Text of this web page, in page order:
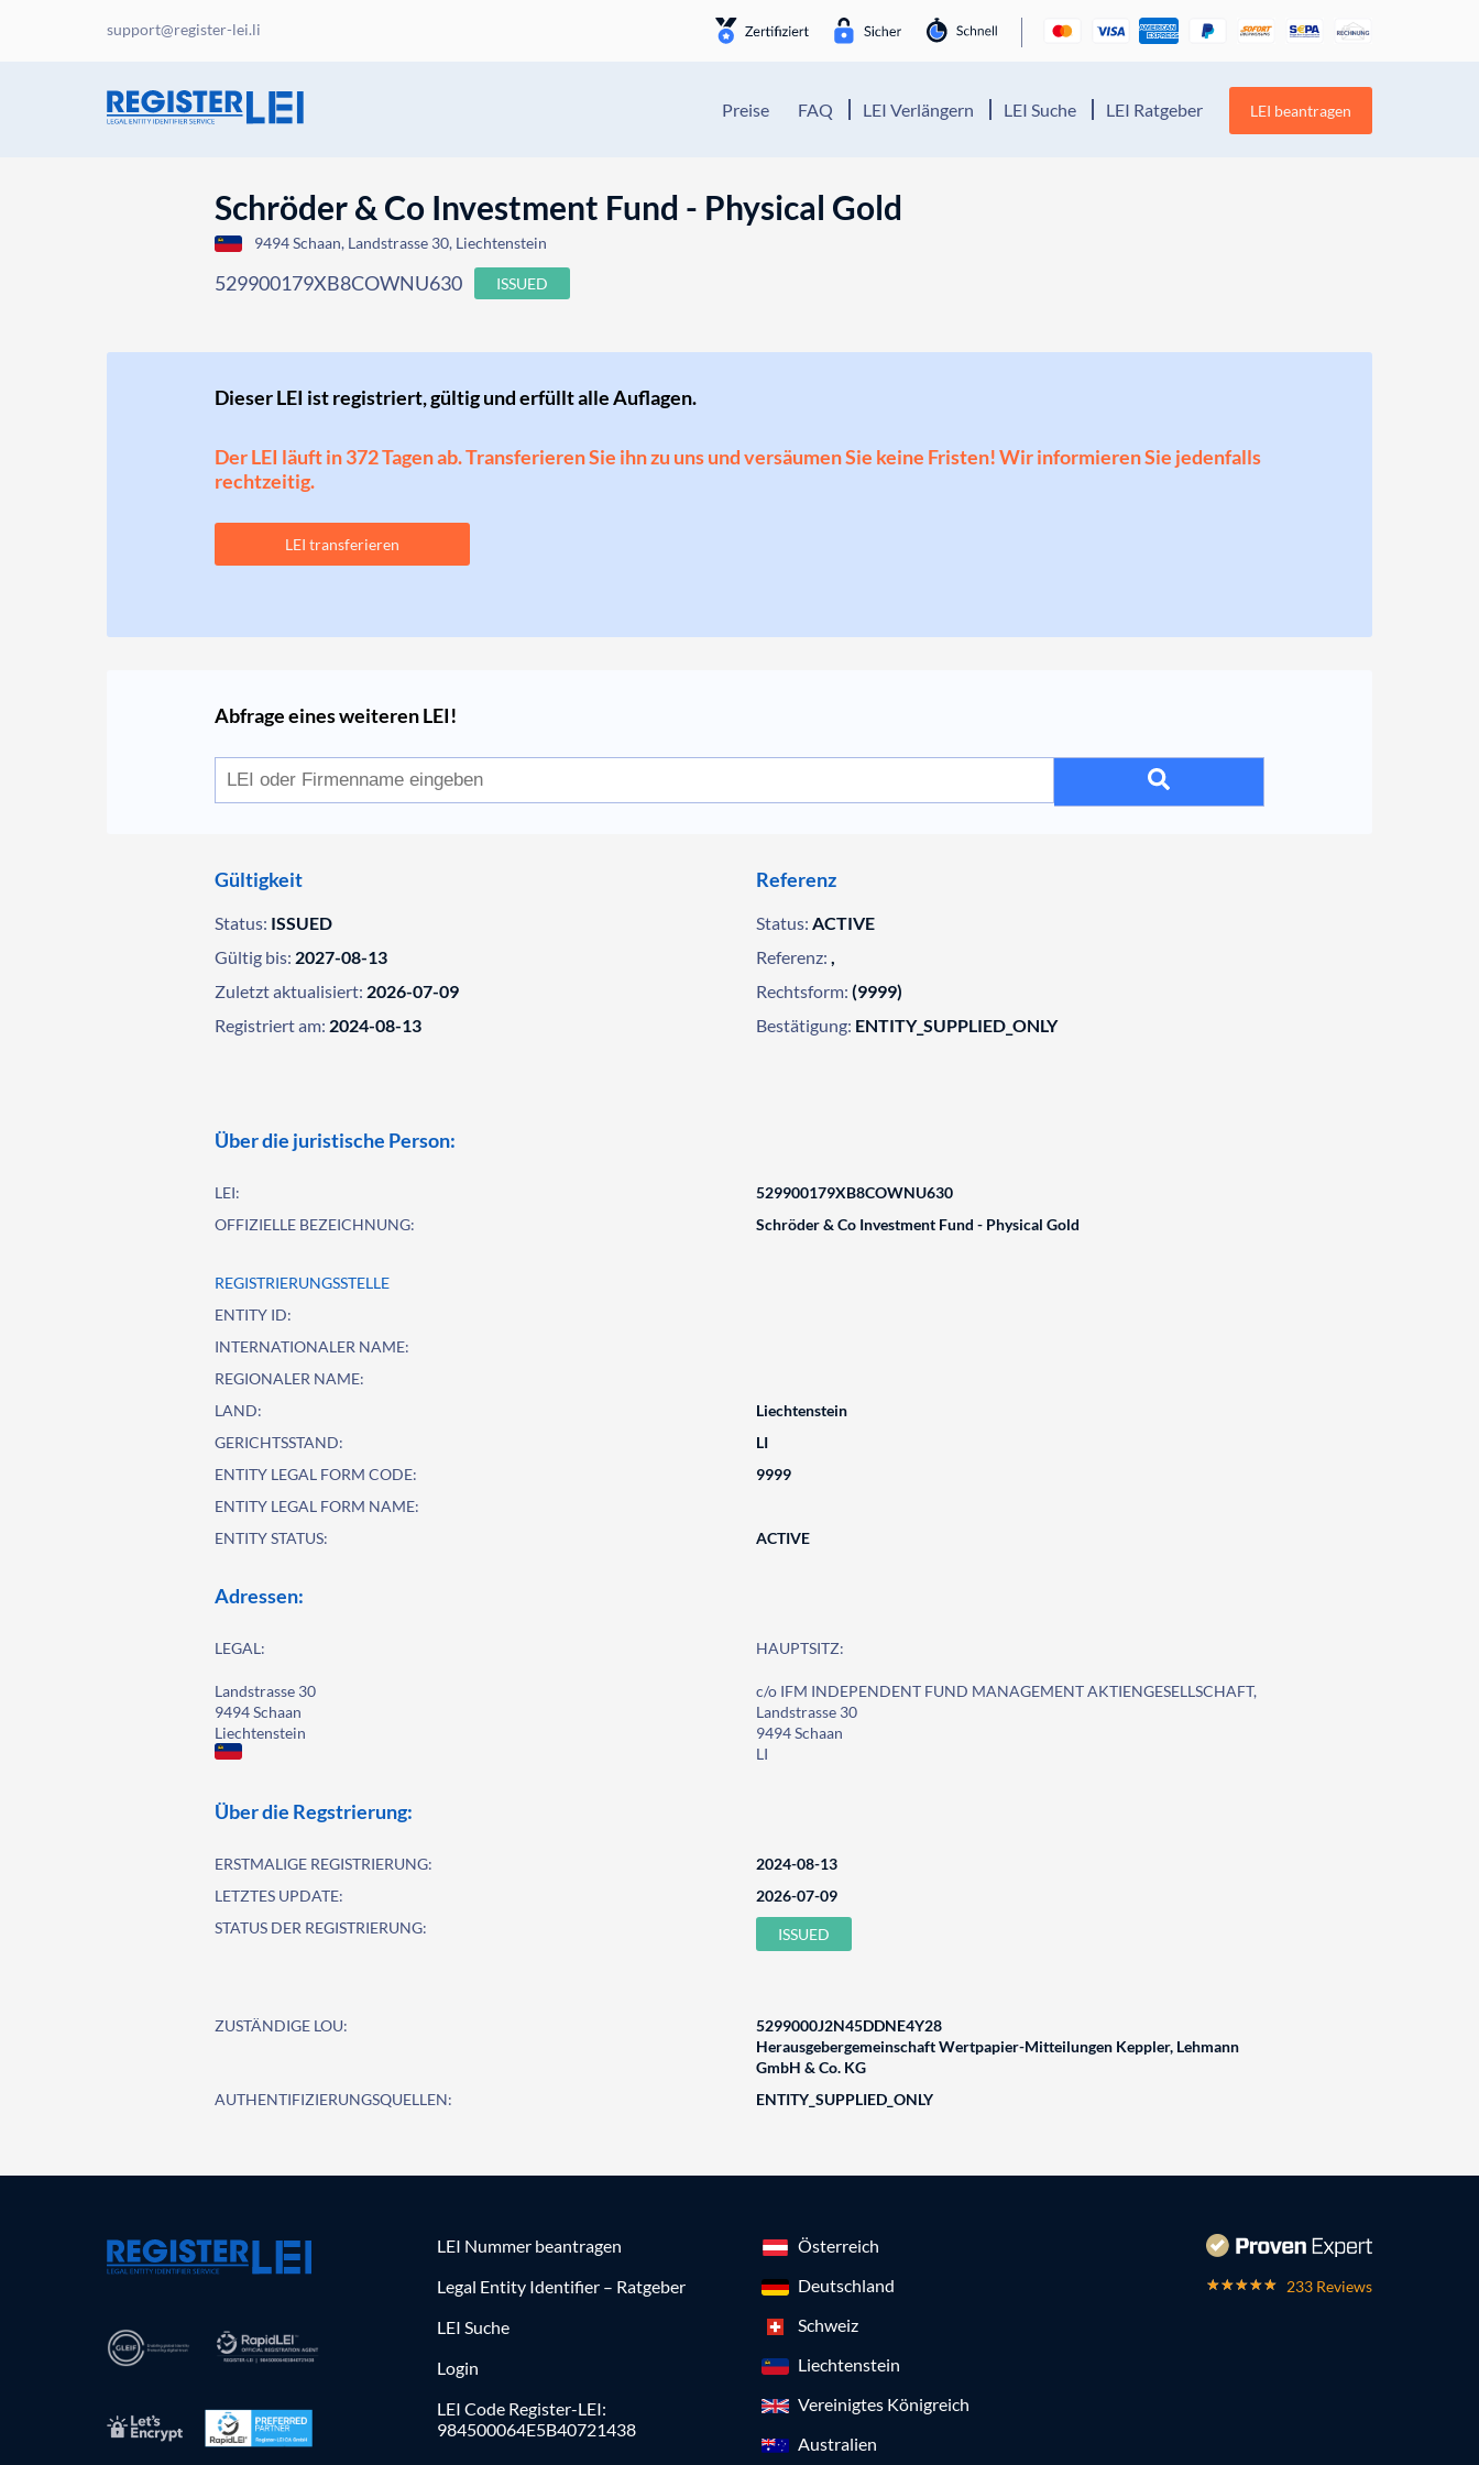
support@register-lei.li
Preise FAQ LEI Verlängern LEI Suche LEI Ratgeber LEI beantragen
Schröder & Co Investment Fund - Physical Gold
9494 Schaan, Landstrasse 30, Liechtenstein
529900179XB8COWNU630 ISSUED
Dieser LEI ist registriert, gültig und erfüllt alle Auflagen.
Der LEI läuft in 372 Tagen ab. Transferieren Sie ihn zu uns und versäumen Sie keine Fristen! Wir informieren Sie jedenfalls
rechtzeitig.
LEI transferieren
Abfrage eines weiteren LEI!
Gültigkeit
Status: ISSUED
Gültig bis: 2027-08-13
Zuletzt aktualisiert: 2026-07-09
Registriert am: 2024-08-13
Referenz
Status: ACTIVE
Referenz: ,
Rechtsform: (9999)
Bestätigung: ENTITY_SUPPLIED_ONLY
Über die juristische Person:
LEI:
529900179XB8COWNU630
OFFIZIELLE BEZEICHNUNG:
Schröder & Co Investment Fund - Physical Gold
REGISTRIERUNGSSTELLE
ENTITY ID:
INTERNATIONALER NAME:
REGIONALER NAME:
LAND:
Liechtenstein
GERICHTSSTAND:
LI
ENTITY LEGAL FORM CODE:
9999
ENTITY LEGAL FORM NAME:
ENTITY STATUS:
ACTIVE
Adressen:
LEGAL:
Landstrasse 30
9494 Schaan
Liechtenstein
HAUPTSITZ:
c/o IFM INDEPENDENT FUND MANAGEMENT AKTIENGESELLSCHAFT,
Landstrasse 30
9494 Schaan
LI
Über die Regstrierung:
ERSTMALIGE REGISTRIERUNG:
2024-08-13
LETZTES UPDATE:
2026-07-09
STATUS DER REGISTRIERUNG:
ISSUED
ZUSTÄNDIGE LOU:
5299000J2N45DDNE4Y28
Herausgebergemeinschaft Wertpapier-Mitteilungen Keppler, Lehmann
GmbH & Co. KG
AUTHENTIFIZIERUNGSQUELLEN:
ENTITY_SUPPLIED_ONLY
LEI Nummer beantragen
Legal Entity Identifier – Ratgeber
LEI Suche
Login
LEI Code Register-LEI:
984500064E5B40721438
Österreich
Deutschland
Schweiz
Liechtenstein
Vereinigtes Königreich
Australien
233 Reviews